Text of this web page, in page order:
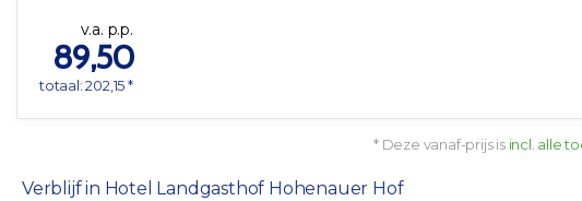
v.a. p.p.
89,50
totaal: 202,15 *
* Deze vanaf-prijs is incl. alle
Verblijf in Hotel Landgasthof Hohenauer Hof